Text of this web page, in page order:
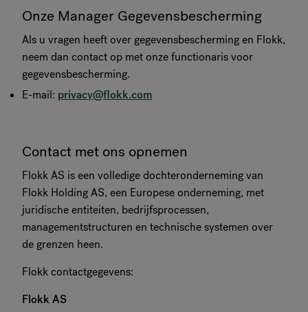
Onze Manager Gegevensbescherming
Als u vragen heeft over gegevensbescherming en Flokk,
neem dan contact op met onze functionaris voor
gegevensbescherming.
E-mail: privacy@flokk.com
Contact met ons opnemen
Flokk AS is een volledige dochteronderneming van
Flokk Holding AS, een Europese onderneming, met
juridische entiteiten, bedrijfsprocessen,
managementstructuren en technische systemen over
de grenzen heen.
Flokk contactgegevens:
Flokk AS